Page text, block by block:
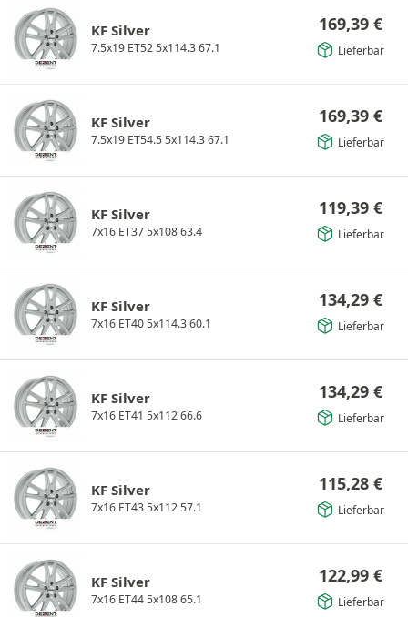
KF Silver
7.5x19 ET52 5x114.3 67.1
169,39 €
Lieferbar
KF Silver
7.5x19 ET54.5 5x114.3 67.1
169,39 €
Lieferbar
KF Silver
7x16 ET37 5x108 63.4
119,39 €
Lieferbar
KF Silver
7x16 ET40 5x114.3 60.1
134,29 €
Lieferbar
KF Silver
7x16 ET41 5x112 66.6
134,29 €
Lieferbar
KF Silver
7x16 ET43 5x112 57.1
115,28 €
Lieferbar
KF Silver
7x16 ET44 5x108 65.1
122,99 €
Lieferbar